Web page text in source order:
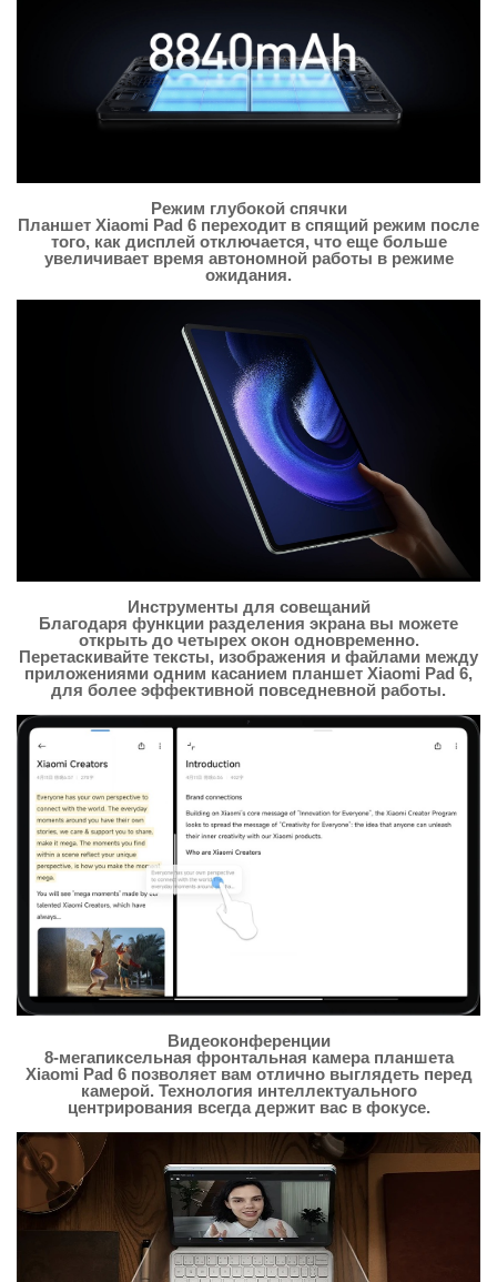
Режим глубокой спячки
Планшет Xiaomi Pad 6 переходит в спящий режим после
того, как дисплей отключается, что еще больше
увеличивает время автономной работы в режиме
ожидания.
Инструменты для совещаний
Благодаря функции разделения экрана вы можете
открыть до четырех окон одновременно.
Перетаскивайте тексты, изображения и файлами между
приложениями одним касанием планшет Xiaomi Pad 6,
для более эффективной повседневной работы.
Видеоконференции
8-мегапиксельная фронтальная камера планшета
Xiaomi Pad 6 позволяет вам отлично выглядеть перед
камерой. Технология интеллектуального
центрирования всегда держит вас в фокусе.